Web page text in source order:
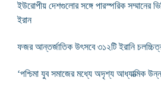
ইউরোপীয় দেশগুলোর সঙ্গে পারস্পরিক সম্মানের
ইরান
ফজর আন্তর্জাতিক উৎসবে ৩১২টি ইরানি
‘পশ্চিমা যুব সমাজের মধ্যে অদৃশ্য আধ্যাত্মিক